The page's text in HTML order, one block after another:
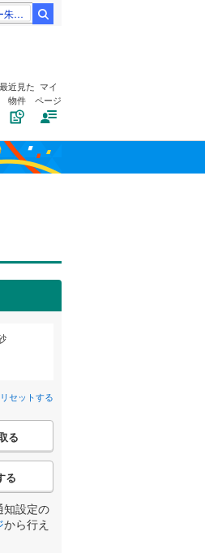
ドルーリー朱瑛里 木田美緒莉
最近見た
物件
マイ
ページ
セットする
る
る
知設定の
から行え
沖縄
）